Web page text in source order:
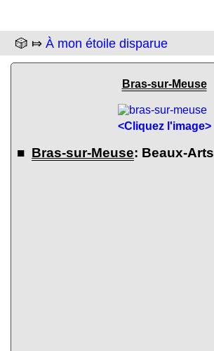
🎲 ⤇ À mon étoile disparue
Bras-sur-Meuse
<Cliquez l'image>
■ Bras-sur-Meuse: Beaux-Arts